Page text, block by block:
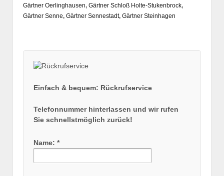
Gärtner Oerlinghausen, Gärtner Schloß Holte-Stukenbrock,
Gärtner Senne, Gärtner Sennestadt, Gärtner Steinhagen
Einfach & bequem: Rückrufservice
Telefonnummer hinterlassen und wir rufen
Sie schnellstmöglich zurück!
Name: *